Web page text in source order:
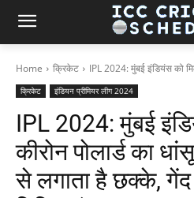
Home क्रिकेट IPL 2024: मुंबई इंडियंस को
क्रिकेट इंडियन प्रीमियर लीग 2024
IPL 2024: मुंबई
कीरोन पोलार्ड का
से लगाता है छक्के,